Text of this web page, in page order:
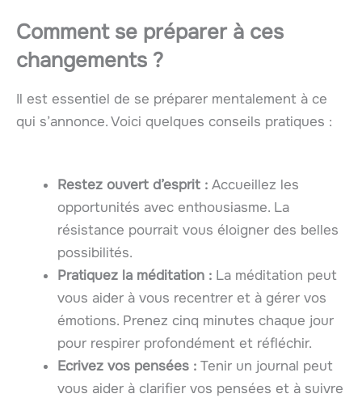
Comment se préparer à ces
changements ?
Il est essentiel de se préparer mentalement à ce
qui s’annonce. Voici quelques conseils pratiques :
Restez ouvert d’esprit : Accueillez les
opportunités avec enthousiasme. La
résistance pourrait vous éloigner des belles
possibilités.
Pratiquez la méditation : La méditation peut
vous aider à vous recentrer et à gérer vos
émotions. Prenez cinq minutes chaque jour
pour respirer profondément et réfléchir.
Ecrivez vos pensées : Tenir un journal peut
vous aider à clarifier vos pensées et à suivre